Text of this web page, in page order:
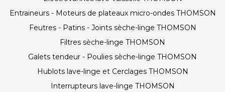
Entraineurs - Moteurs de plateaux micro-ondes THOMSON
Feutres - Patins - Joints sèche-linge THOMSON
Filtres sèche-linge THOMSON
Galets tendeur - Poulies sèche-linge THOMSON
Hublots lave-linge et Cerclages THOMSON
Interrupteurs lave-linge THOMSON